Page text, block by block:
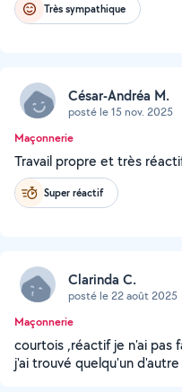
Très sympathique
César-Andréa M.
posté le 15 nov. 2025
Maçonnerie
Travail propre et très
Super réactif
Clarinda C.
posté le 22 août 2025
Maçonnerie
courtois ,réactif je n'ai pas
j'ai trouvé quelqu'un d'autre